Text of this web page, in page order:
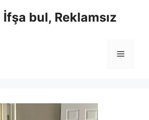
bul, Reklamsız
Menü